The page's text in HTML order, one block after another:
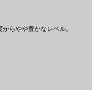
らやや豊かなレベル。